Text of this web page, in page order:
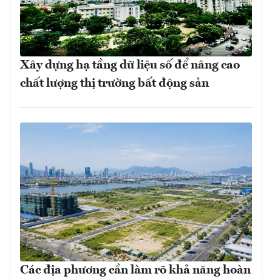
Xây dựng hạ tầng dữ liệu số để nâng cao
chất lượng thị trường bất động sản
Các địa phương cần làm rõ khả năng hoàn